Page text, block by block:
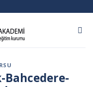
Bahcedere-